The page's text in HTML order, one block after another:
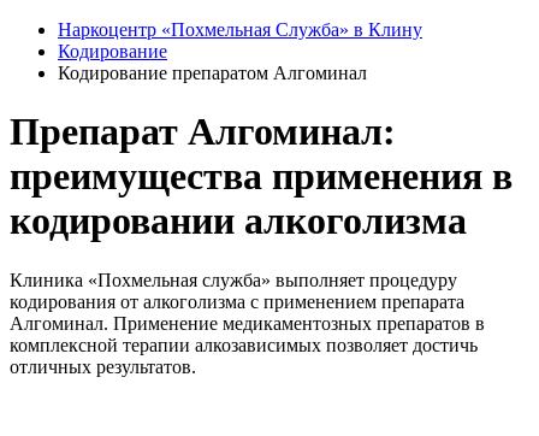
Наркоцентр «Похмельная Служба» в Клину
Кодирование
Кодирование препаратом Алгоминал
Препарат Алгоминал:
преимущества применения в
кодировании алкоголизма
Клиника «Похмельная служба» выполняет процедуру
кодирования от алкоголизма с применением препарата
Алгоминал. Применение медикаментозных препаратов в
комплексной терапии алкозависимых позволяет достичь
отличных результатов.